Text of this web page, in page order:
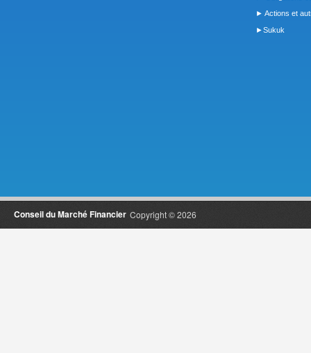
► Actions et
►Sukuk
Copyright © 2026
Conseil du Marché Financier